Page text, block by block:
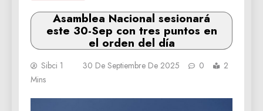
Asamblea Nacional sesionará
este 30-Sep con tres puntos en
el orden del día
Sibci 1 30 De Septiembre De 2025 0
2
Mins